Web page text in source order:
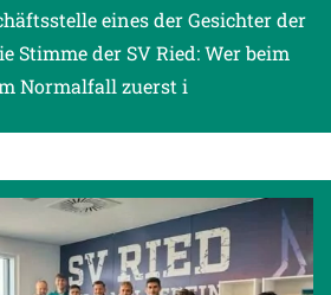
eines der Gesichter der
Stimme der SV Ried: Wer beim
Normalfall zuerst i